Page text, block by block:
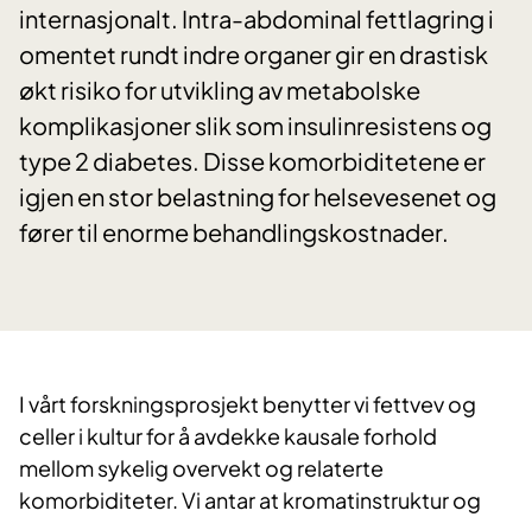
internasjonalt. Intra-abdominal fettlagring i
omentet rundt indre organer gir en drastisk
økt risiko for utvikling av metabolske
komplikasjoner slik som insulinresistens og
type 2 diabetes. Disse komorbiditetene er
igjen en stor belastning for helsevesenet og
fører til enorme behandlingskostnader.
I vårt forskningsprosjekt benytter vi fettvev og
celler i kultur for å avdekke kausale forhold
mellom sykelig overvekt og relaterte
komorbiditeter. Vi antar at kromatinstruktur og